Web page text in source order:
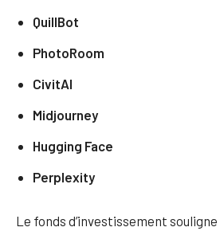
QuillBot
PhotoRoom
CivitAI
Midjourney
Hugging Face
Perplexity
Le fonds d’investissement souligne